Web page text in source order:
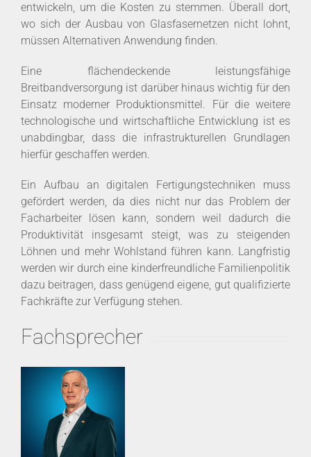
entwickeln, um die Kosten zu stemmen. Überall dort,
wo sich der Ausbau von Glasfasernetzen nicht lohnt,
müssen Alternativen Anwendung finden.
Eine flächendeckende leistungsfähige
Breitbandversorgung ist darüber hinaus wichtig für den
Einsatz moderner Produktionsmittel. Für die weitere
technologische und wirtschaftliche Entwicklung ist es
unabdingbar, dass die infrastrukturellen Grundlagen
hierfür geschaffen werden.
Ein Aufbau an digitalen Fertigungstechniken muss
gefördert werden, da dies nicht nur das Problem der
Facharbeiter lösen kann, sondern weil dadurch die
Produktivität insgesamt steigt, was zu steigenden
Löhnen und mehr Wohlstand führen kann. Langfristig
werden wir durch eine kinderfreundliche Familienpolitik
dazu beitragen, dass genügend eigene, gut qualifizierte
Fachkräfte zur Verfügung stehen.
Fachsprecher